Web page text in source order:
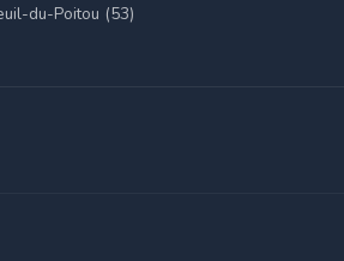
du-Poitou (53)